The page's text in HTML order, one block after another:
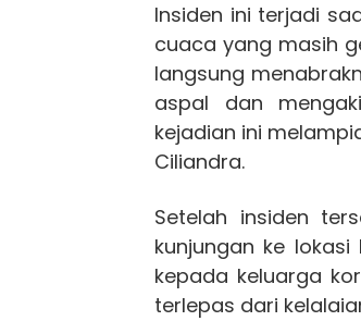
Insiden ini terjadi
cuaca yang masih
langsung
aspal dan
kejadian ini
Ciliandra.
Setelah insiden
kunjungan ke
kepada keluarga
terlepas dari